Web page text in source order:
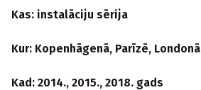
Kas: instalāciju sērija
Kur: Kopenhāgenā, Parīzē, Londonā
Kad: 2014., 2015., 2018. gads